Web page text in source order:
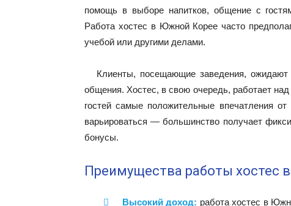
помощь в выборе напитков, общение с
Работа хостес в Южной Корее часто
учебой или другими делами.
Клиенты, посещающие заведения, ожидают
общения. Хостес, в свою очередь, работает
гостей самые положительные впечатления
варьироваться — большинство получает
бонусы.
Преимущества работы хостес
Высокий доход: работа хостес в